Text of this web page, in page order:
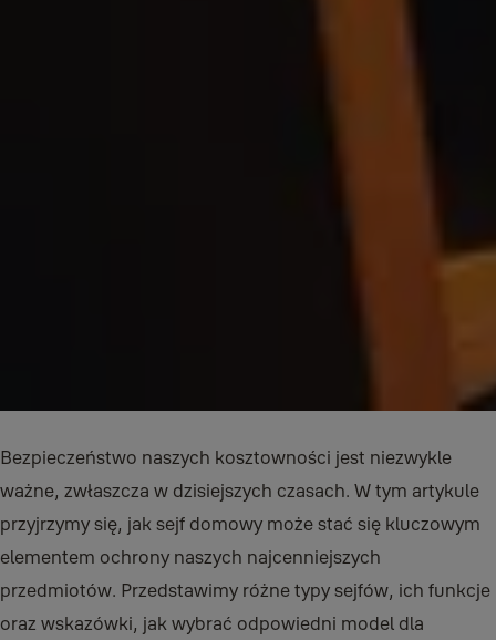
Bezpieczeństwo naszych kosztowności jest niezwykle
ważne, zwłaszcza w dzisiejszych czasach. W tym artykule
przyjrzymy się, jak sejf domowy może stać się kluczowym
elementem ochrony naszych najcenniejszych
przedmiotów. Przedstawimy różne typy sejfów, ich funkcje
oraz wskazówki, jak wybrać odpowiedni model dla